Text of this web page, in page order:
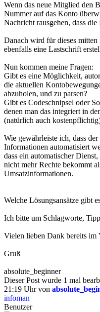
Wenn das neue Mitglied den
Nummer auf das Konto
Nachricht rausgehen, dass
Danach wird für dieses
ebenfalls eine Lastschrift
Nun kommen meine Fragen:
Gibt es eine Möglichkeit,
die aktuellen
abzuholen, und zu parsen?
Gibt es Codeschnipsel oder
denen man das integriert in
(natürlich auch
Wie gewährleiste ich, dass
Informationen automatisiert
dass ein automatischer
nicht mehr Rechte bekommt
Umsatzinformationen.
Welche Lösungsansätze gibt
Ich bitte um Schlagworte,
Vielen lieben Dank bereits im
Gruß
absolute_beginner
Dieser Post wurde 1 mal
21:19 Uhr von
infoman
Benutzer